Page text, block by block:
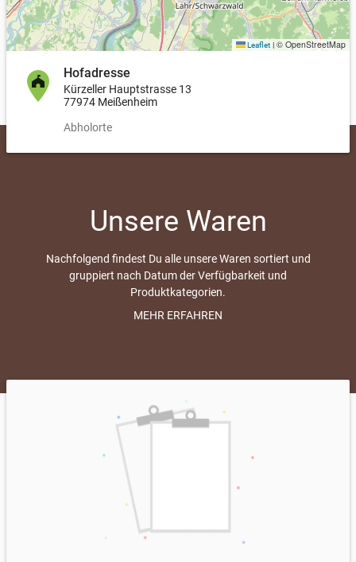
Leaflet | © OpenStreetMap
Hofadresse
Kürzeller Hauptstrasse 13
77974 Meißenheim
Abholorte
Unsere Waren
Nachfolgend findest Du alle unsere Waren sortiert und
gruppiert nach Datum der Verfügbarkeit und
Produktkategorien.
Bei von-bis Preisen (z.B. 10,00-15,00 €) wird nach Kilo
dieser Seite
MEHR ERFAHREN